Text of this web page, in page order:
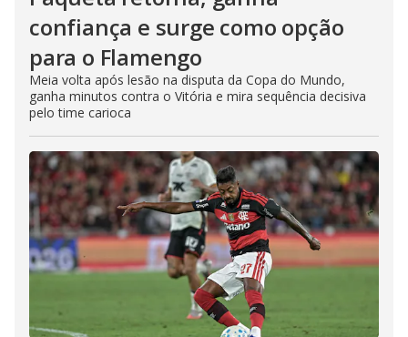
confiança e surge como opção
para o Flamengo
Meia volta após lesão na disputa da Copa do Mundo,
ganha minutos contra o Vitória e mira sequência decisiva
pelo time carioca